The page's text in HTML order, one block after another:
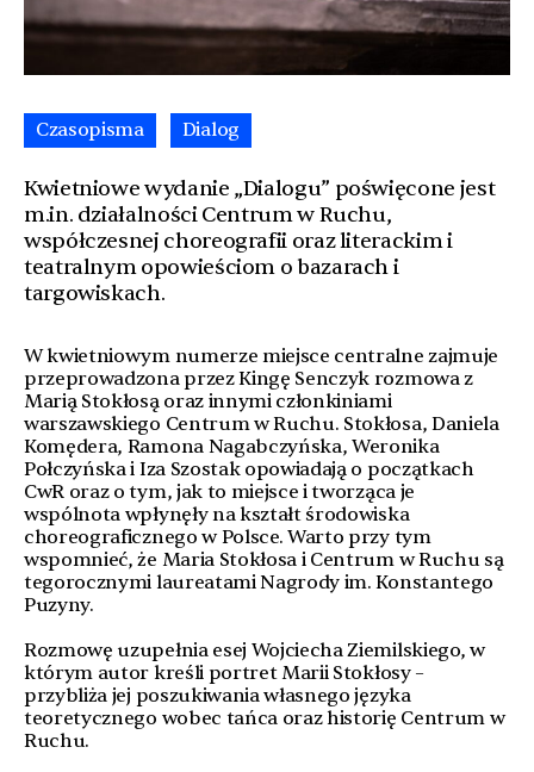
Czasopisma Dialog
Kwietniowe wydanie „Dialogu” poświęcone jest
m.in. działalności Centrum w Ruchu,
współczesnej choreografii oraz literackim i
teatralnym opowieściom o bazarach i
targowiskach.
W kwietniowym numerze miejsce centralne zajmuje
przeprowadzona przez Kingę Senczyk rozmowa z
Marią Stokłosą oraz innymi członkiniami
warszawskiego Centrum w Ruchu. Stokłosa, Daniela
Komędera, Ramona Nagabczyńska, Weronika
Połczyńska i Iza Szostak opowiadają o początkach
CwR oraz o tym, jak to miejsce i tworząca je
wspólnota wpłynęły na kształt środowiska
choreograficznego w Polsce. Warto przy tym
wspomnieć, że Maria Stokłosa i Centrum w Ruchu są
tegorocznymi laureatami Nagrody im. Konstantego
Puzyny.
Rozmowę uzupełnia esej Wojciecha Ziemilskiego, w
którym autor kreśli portret Marii Stokłosy ­–
przybliża jej poszukiwania własnego języka
teoretycznego wobec tańca oraz historię Centrum w
Ruchu.